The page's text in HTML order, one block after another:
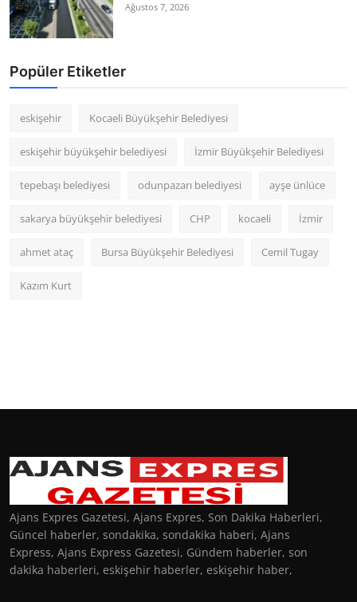
Ağustos 7, 2026
Popüler Etiketler
eskişehir Kocaeli Büyükşehir Belediyesi
eskişehir büyükşehir belediyesi İzmir Büyükşehir Belediyesi
tepebaşı belediyesi odunpazarı belediyesi ayşe ünlüce
sakarya büyükşehir belediyesi CHP kocaeli İzmir
ahmet ataç Bursa Büyükşehir Belediyesi Cemil Tugay
Kazım Kurt
Ajans Expres Gazetesi, Ajans Expres, Son Dakika Haberleri,
Güncel haberler, sondakika, sondakika haberi, Ajans
Express, Ajans Express Gazetesi, Gündem haberler, son
dakika haberleri, eskişehir haberler, eskişehir haber,